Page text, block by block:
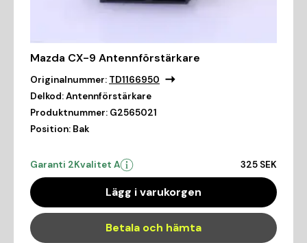
Mazda CX-9 Antennförstärkare
Originalnummer: TD1166950
Delkod:Antennförstärkare
Produktnummer: G2565021
Position: Bak
Garanti 2Kvalitet A 325 SEK
Lägg i varukorgen
Betala och hämta